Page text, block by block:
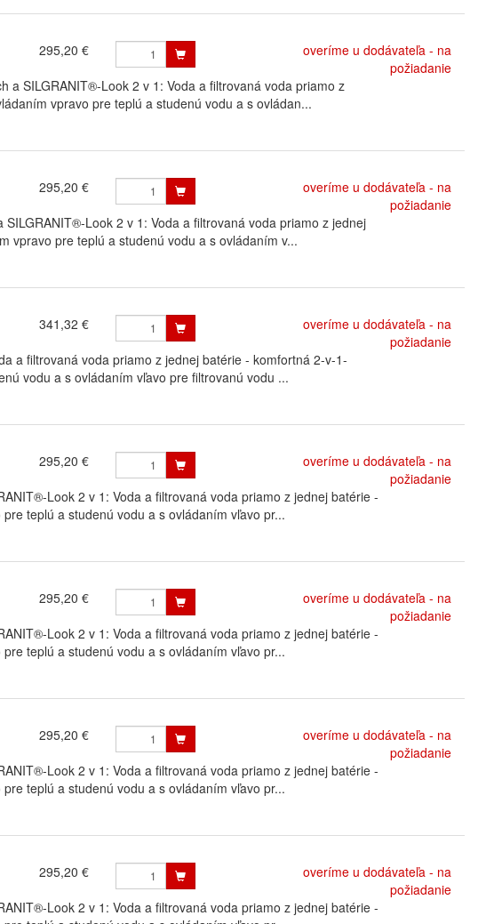
295,20 €
overíme u dodávateľa - na
požiadanie
a SILGRANIT®-Look 2 v 1: Voda a filtrovaná voda priamo z
vpravo pre teplú a studenú vodu a s ovládan...
295,20 €
overíme u dodávateľa - na
požiadanie
SILGRANIT®-Look 2 v 1: Voda a filtrovaná voda priamo z jednej
vpravo pre teplú a studenú vodu a s ovládaním v...
341,32 €
overíme u dodávateľa - na
požiadanie
a filtrovaná voda priamo z jednej batérie - komfortná 2-v-1-
vodu a s ovládaním vľavo pre filtrovanú vodu ...
295,20 €
overíme u dodávateľa - na
požiadanie
Look 2 v 1: Voda a filtrovaná voda priamo z jednej batérie -
teplú a studenú vodu a s ovládaním vľavo pr...
295,20 €
overíme u dodávateľa - na
požiadanie
Look 2 v 1: Voda a filtrovaná voda priamo z jednej batérie -
teplú a studenú vodu a s ovládaním vľavo pr...
295,20 €
overíme u dodávateľa - na
požiadanie
Look 2 v 1: Voda a filtrovaná voda priamo z jednej batérie -
teplú a studenú vodu a s ovládaním vľavo pr...
295,20 €
overíme u dodávateľa - na
požiadanie
Look 2 v 1: Voda a filtrovaná voda priamo z jednej batérie -